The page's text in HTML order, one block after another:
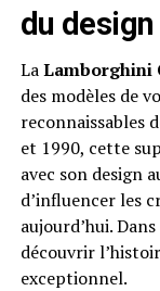
du
LaLamborghini
des modèles de
reconnaissables
et 1990, cette
avec son design
d’influencer les
aujourd’hui.
découvrir
exceptionnel.